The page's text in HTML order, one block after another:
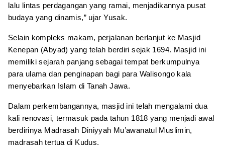
lalu lintas perdagangan yang ramai, menjadikannya pusat
budaya yang dinamis,” ujar Yusak.
Selain kompleks makam, perjalanan berlanjut ke Masjid
Kenepan (Abyad) yang telah berdiri sejak 1694. Masjid ini
memiliki sejarah panjang sebagai tempat berkumpulnya
para ulama dan penginapan bagi para Walisongo kala
menyebarkan Islam di Tanah Jawa.
Dalam perkembangannya, masjid ini telah mengalami dua
kali renovasi, termasuk pada tahun 1818 yang menjadi awal
berdirinya Madrasah Diniyyah Mu’awanatul Muslimin,
madrasah tertua di Kudus.